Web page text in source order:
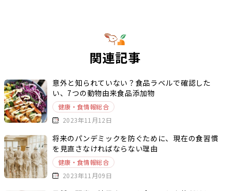
関連記事
意外と知られていない？食品ラベルで確認した
い、7つの動物由来食品添加物
健康・食情報総合
2023年11月12日
将来のパンデミックを防ぐために、現在の食習慣
を見直さなければならない理由
健康・食情報総合
2023年11月09日